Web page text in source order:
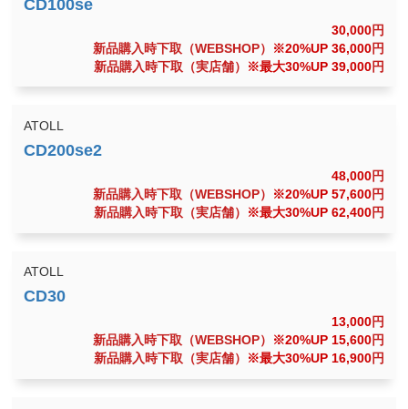
30,000円
新品購入時下取（WEBSHOP）
※20%UP 36,000円
新品購入時下取（実店舗）
※最大30%UP 39,000円
ATOLL
48,000円
新品購入時下取（WEBSHOP）
※20%UP 57,600円
新品購入時下取（実店舗）
※最大30%UP 62,400円
ATOLL
13,000円
新品購入時下取（WEBSHOP）
※20%UP 15,600円
新品購入時下取（実店舗）
※最大30%UP 16,900円